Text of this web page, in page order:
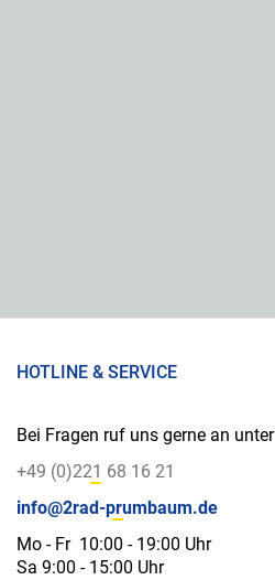
HOTLINE & SERVICE
Bei Fragen ruf uns gerne an unter
+49 (0)221 68 16 21
info@2rad-prumbaum.de
Mo - Fr 10:00 - 19:00 Uhr
Sa 9:00 - 15:00 Uhr